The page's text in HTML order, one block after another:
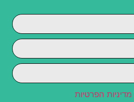
מדיניות הפרטיות